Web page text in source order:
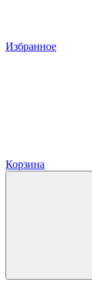
Избранное
Корзина